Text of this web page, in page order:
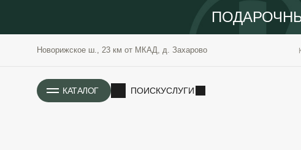
Новорижское ш., 23 км от МКАД, д. Захарово
КАТАЛОГ ПОИСКУСЛУГИ
ИСТОРИЯ